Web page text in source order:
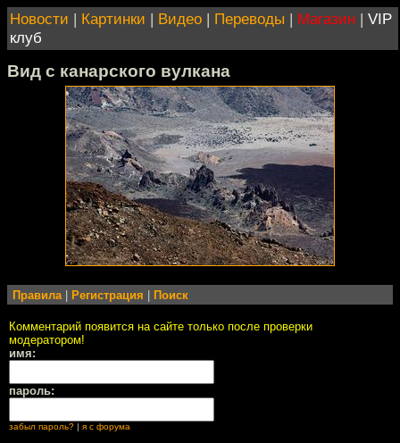
Новости | Картинки | Видео | Переводы | Магазин | VIP
клуб
Вид с канарского вулкана
Правила Регистрация Поиск
Комментарий появится на сайте только после проверки
модератором!
имя:
пароль:
забыл пароль? | я с форума